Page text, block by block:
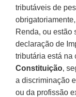
tributáveis de
Renda, ou estão
declaração de
tributária está na
Constituição,
a discriminação
ou da profissão